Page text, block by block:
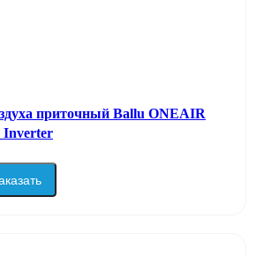
приточный Ballu ONEAIR
Inverter